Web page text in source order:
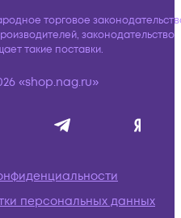
торговое
законодательство
такие поставки.
«shop.nag.ru»
персональных данных